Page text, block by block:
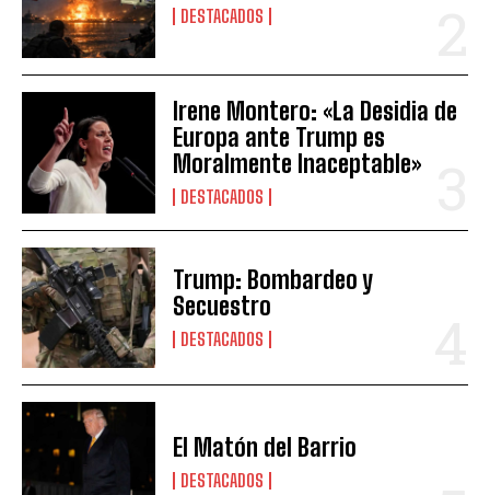
DESTACADOS
Irene Montero: «La Desidia de
Europa ante Trump es
Moralmente Inaceptable»
DESTACADOS
Trump: Bombardeo y
Secuestro
DESTACADOS
El Matón del Barrio
DESTACADOS